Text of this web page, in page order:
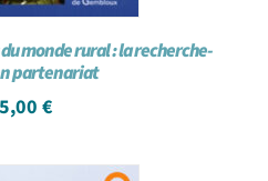
monde rural : la recherche-
partenariat
€